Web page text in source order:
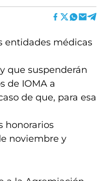
entidades médicas
que suspenderán
de IOMA a
de que, para esa
honorarios
noviembre y